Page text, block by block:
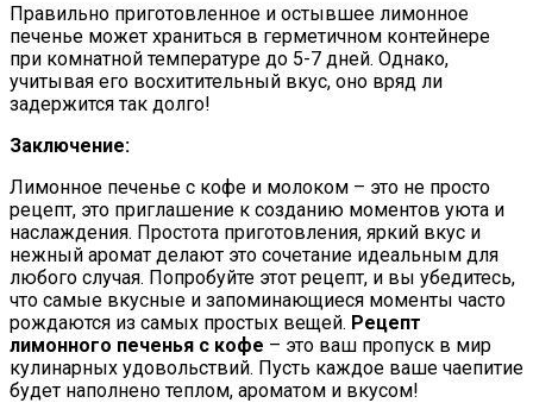
Правильно приготовленное и остывшее лимонное
печенье может храниться в герметичном контейнере
при комнатной температуре до 5-7 дней. Однако,
учитывая его восхитительный вкус, оно вряд ли
задержится так долго!
Заключение:
Лимонное печенье с кофе и молоком – это не просто
рецепт, это приглашение к созданию моментов уюта и
наслаждения. Простота приготовления, яркий вкус и
нежный аромат делают это сочетание идеальным для
любого случая. Попробуйте этот рецепт, и вы убедитесь,
что самые вкусные и запоминающиеся моменты часто
рождаются из самых простых вещей. Рецепт
лимонного печенья с кофе – это ваш пропуск в мир
кулинарных удовольствий. Пусть каждое ваше чаепитие
будет наполнено теплом, ароматом и вкусом!